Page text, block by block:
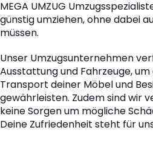
MEGA UMZUG
günstig umziehen, ohne dabei
müssen.
Unser Umzugsunternehmen
Ausstattung und Fahrzeuge,
Transport deiner Möbel und
gewährleisten. Zudem sind wir
keine Sorgen um mögliche
Deine Zufriedenheit steht für